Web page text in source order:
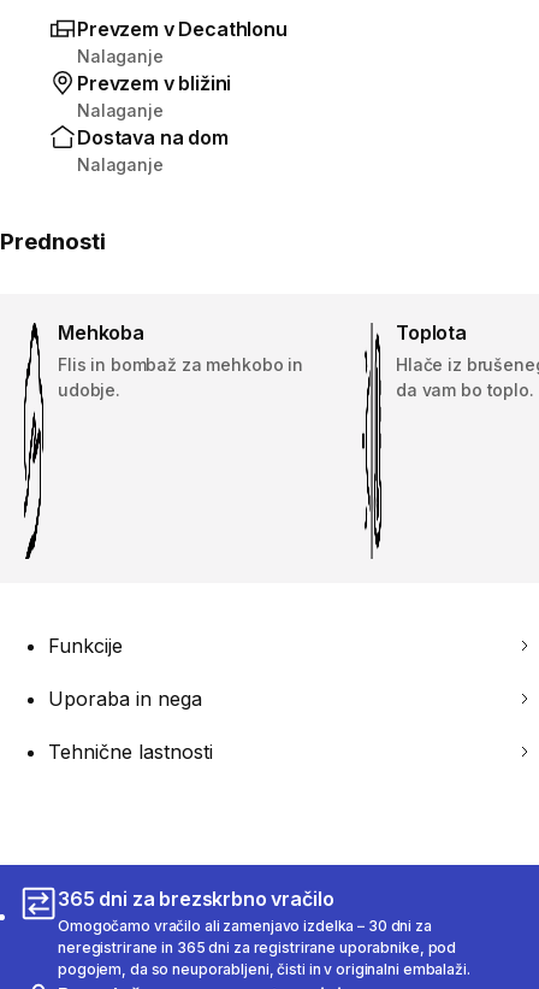
Prevzem v Decathlonu
Nalaganje
Prevzem v bližini
Nalaganje
Dostava na dom
Nalaganje
Prednosti
Mehkoba
Flis in bombaž za mehkobo in
udobje.
Toplota
Hlače iz
da vam bo toplo.
Funkcije
Uporaba in nega
Tehnične lastnosti
365 dni za brezskrbno vračilo
Omogočamo vračilo ali zamenjavo izdelka – 30 dni za
neregistrirane in 365 dni za registrirane uporabnike, pod
pogojem, da so neuporabljeni, čisti in v originalni embalaži.